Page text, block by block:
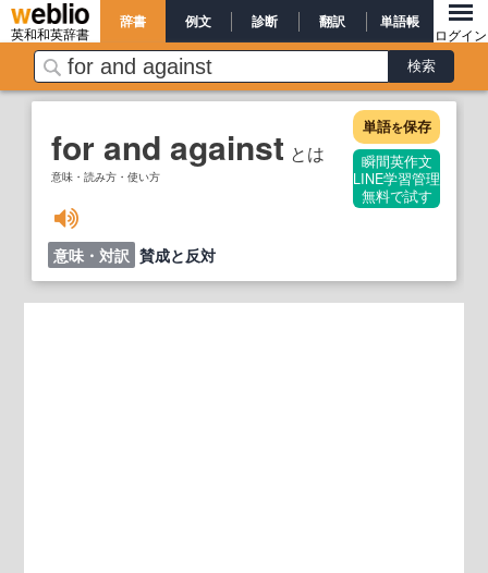
英和和英辞書
辞書 例文 診断 翻訳 単語帳
ログイン
for and against とは
意味・読み方・使い方
単語を保存
瞬間英作文
LINE学習管理
無料で試す
意味・対訳 賛成と反対